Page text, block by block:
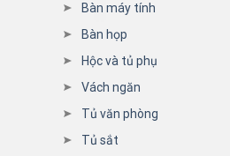
Bàn máy tính
Bàn họp
Hộc và tủ phụ
Vách ngăn
Tủ văn phòng
Tủ sắt